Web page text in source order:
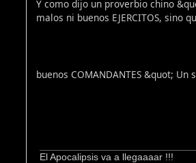
Y como dijo un proverbio chino
malos ni buenos EJERCITOS, sino
buenos COMANDANTES &quot; Un
El Apocalipsis va a llegaaaar !!!